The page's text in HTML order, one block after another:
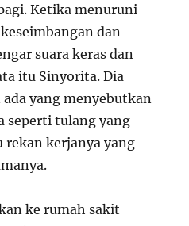
Ketika menuruni
dan
suara keras dan
itu Sinyorita. Dia
yang menyebutkan
seperti tulang yang
rekan kerjanya yang
ke rumah sakit